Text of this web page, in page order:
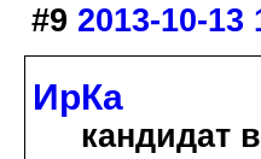
#9 2013-10-13
ИрКа
кандидат